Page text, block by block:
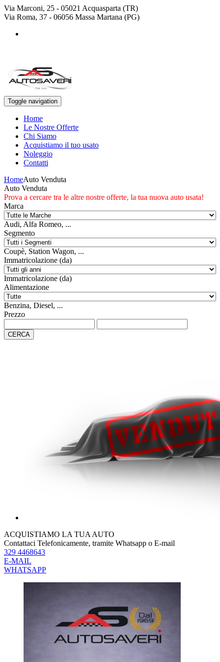
Via Marconi, 25 - 05021 Acquasparta (TR)
Via Roma, 37 - 06056 Massa Martana (PG)
Toggle navigation
Home
Le Nostre Offerte
Chi Siamo
Acquistiamo il tuo usato
Noleggio
Contatti
HomeAuto Venduta
Auto Venduta
Prova a cercare tra le altre nostre offerte, la tua nuova auto usata!
Marca
Audi, Alfa Romeo, ...
Segmento
Coupè, Station Wagon, ...
Immatricolazione (da)
Immatricolazione (da)
Alimentazione
Benzina, Diesel, ...
Prezzo
CERCA
ACQUISTIAMO LA TUA AUTO
Contattaci Telefonicamente, tramite Whatsapp o E-mail
329 4468643
E-MAIL
WHATSAPP